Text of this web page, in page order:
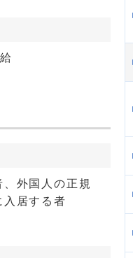
外国人の正規
居する者